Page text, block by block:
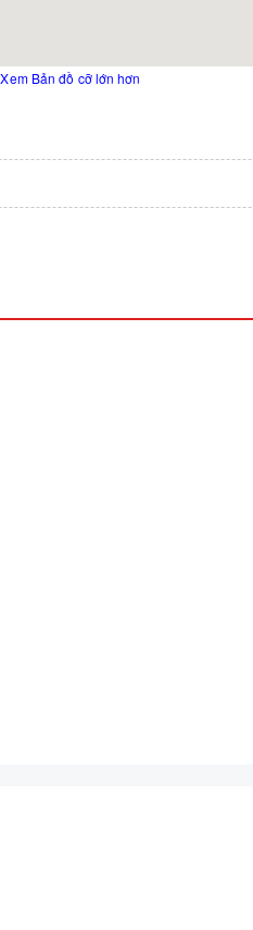
Xem Bản đồ cỡ lớn hơn